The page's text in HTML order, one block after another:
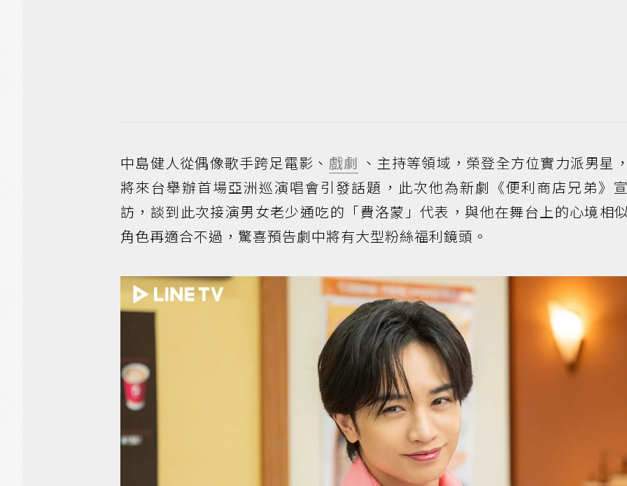
中島健人從偶像歌手跨足電影、 戲劇 、主持等領域，榮登全方位實力派男星
將來台舉辦首場亞洲巡演唱會引發話題，此次他為新劇《便利商店兄弟》
訪，談到此次接演男女老少通吃的「費洛蒙」代表，與他在舞台上的心境相
角色再適合不過，驚喜預告劇中將有大型粉絲福利鏡頭。